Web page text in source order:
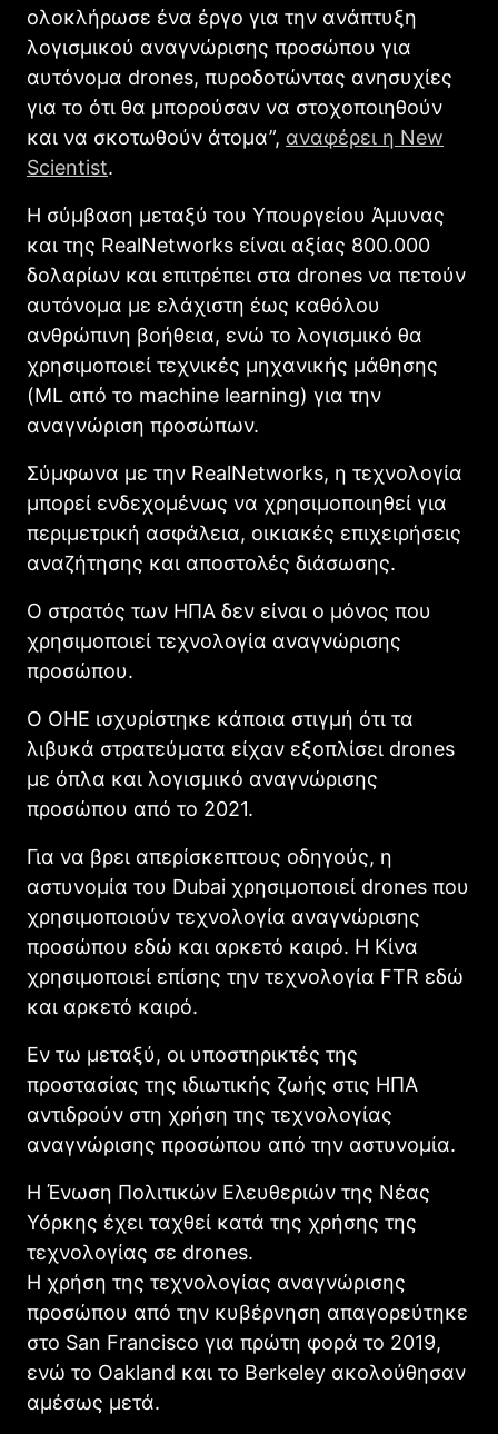
ολοκλήρωσε ένα έργο για την ανάπτυξη
λογισμικού αναγνώρισης προσώπου για
αυτόνομα drones, πυροδοτώντας ανησυχίες
για το ότι θα μπορούσαν να στοχοποιηθούν
και να σκοτωθούν άτομα”, αναφέρει η New
Scientist.
Η σύμβαση μεταξύ του Υπουργείου Άμυνας
και της RealNetworks είναι αξίας 800.000
δολαρίων και επιτρέπει στα drones να πετούν
αυτόνομα με ελάχιστη έως καθόλου
ανθρώπινη βοήθεια, ενώ το λογισμικό θα
χρησιμοποιεί τεχνικές μηχανικής μάθησης
(ML από το machine learning) για την
αναγνώριση προσώπων.
Σύμφωνα με την RealNetworks, η τεχνολογία
μπορεί ενδεχομένως να χρησιμοποιηθεί για
περιμετρική ασφάλεια, οικιακές επιχειρήσεις
αναζήτησης και αποστολές διάσωσης.
Ο στρατός των ΗΠΑ δεν είναι ο μόνος που
χρησιμοποιεί τεχνολογία αναγνώρισης
προσώπου.
Ο ΟΗΕ ισχυρίστηκε κάποια στιγμή ότι τα
λιβυκά στρατεύματα είχαν εξοπλίσει drones
με όπλα και λογισμικό αναγνώρισης
προσώπου από το 2021.
Για να βρει απερίσκεπτους οδηγούς, η
αστυνομία του Dubai χρησιμοποιεί drones που
χρησιμοποιούν τεχνολογία αναγνώρισης
προσώπου εδώ και αρκετό καιρό. Η Κίνα
χρησιμοποιεί επίσης την τεχνολογία FTR εδώ
και αρκετό καιρό.
Εν τω μεταξύ, οι υποστηρικτές της
προστασίας της ιδιωτικής ζωής στις ΗΠΑ
αντιδρούν στη χρήση της τεχνολογίας
αναγνώρισης προσώπου από την αστυνομία.
Η Ένωση Πολιτικών Ελευθεριών της Νέας
Υόρκης έχει ταχθεί κατά της χρήσης της
τεχνολογίας σε drones.
Η χρήση της τεχνολογίας αναγνώρισης
προσώπου από την κυβέρνηση απαγορεύτηκε
στο San Francisco για πρώτη φορά το 2019,
ενώ το Oakland και το Berkeley ακολούθησαν
αμέσως μετά.